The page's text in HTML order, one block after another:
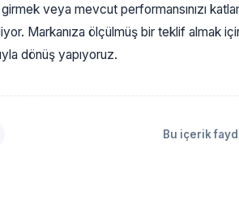
veya mevcut performansınızı
Markanıza ölçülmüş bir teklif almak
dönüş yapıyoruz.
Bu içerik